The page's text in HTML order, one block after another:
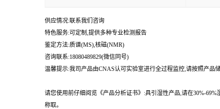
供应情况:联系我们咨询
特色服务:可定制,提供多种专业检测报告
鉴定方法:质谱(MS),核磁(NMR)
咨询联系:18080489829(微信同号)
温馨提示:我司产品由CNAS认可实验室进行全过程监控,请按照产品
请您使用前仔细阅览《产品分析证书》:具引湿性产品,请在30%-
称取。